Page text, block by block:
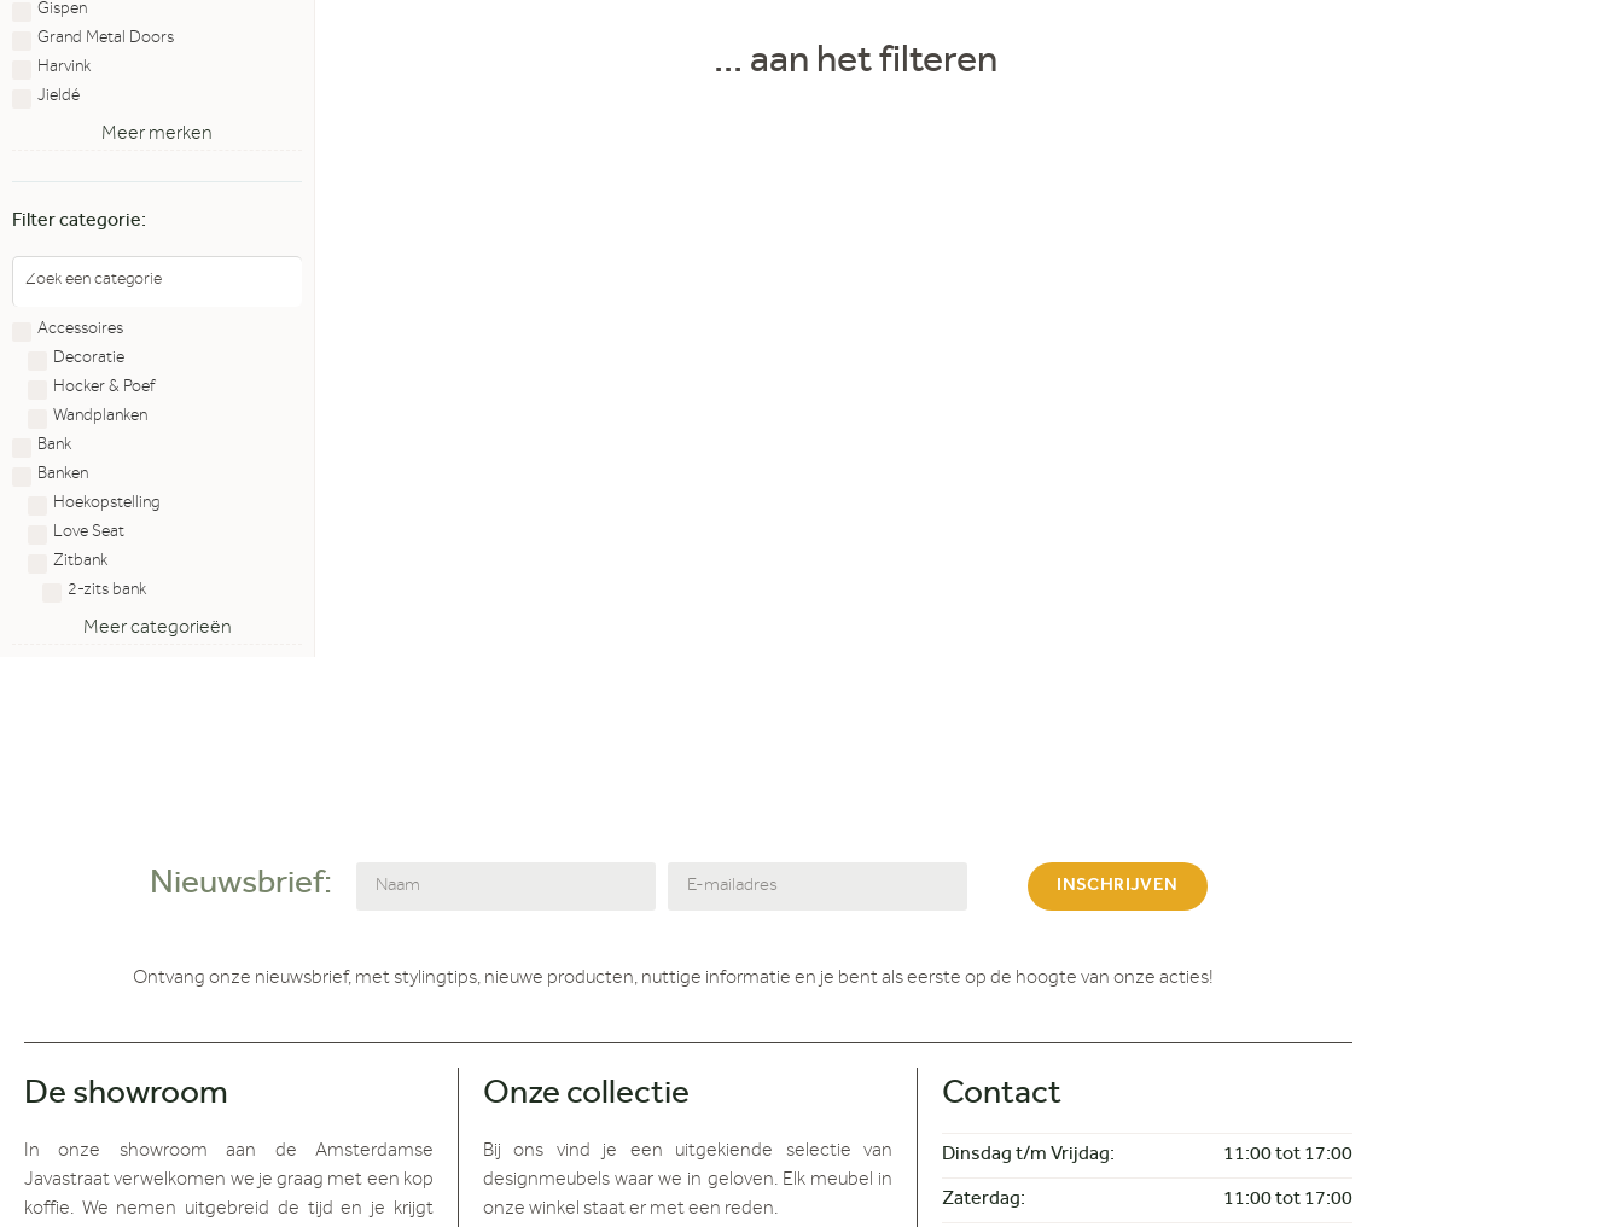
Gispen
Grand Metal Doors
Harvink
Jieldé
Meer merken
Filter categorie:
Accessoires
Decoratie
Hocker & Poef
Wandplanken
Bank
Banken
Hoekopstelling
Love Seat
Zitbank
2-zits bank
Meer categorieën
... aan het filteren
Nieuwsbrief: INSCHRIJVEN
Ontvang onze nieuwsbrief, met stylingtips, nieuwe producten, nuttige informatie en je bent als eerste op de hoogte van onze acties!
De showroom
In onze showroom aan de Amsterdamse
Javastraat verwelkomen we je graag met een kop
koffie. We nemen uitgebreid de tijd en je krijgt
Onze collectie
Bij ons vind je een uitgekiende selectie van
designmeubels waar we in geloven. Elk meubel in
onze winkel staat er met een reden.
Contact
Dinsdag t/m Vrijdag: 11:00 tot 17:00
Zaterdag: 11:00 tot 17:00